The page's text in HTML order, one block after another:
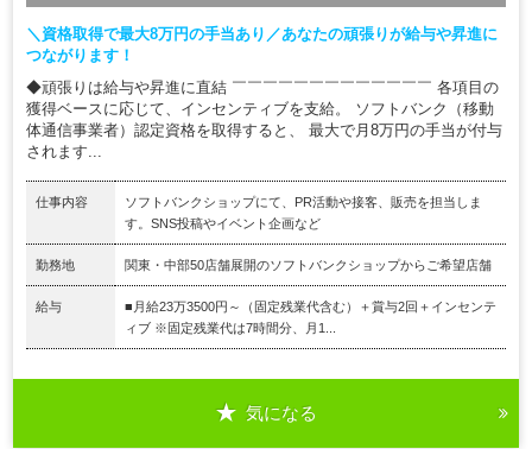
＼資格取得で最大8万円の手当あり／あなたの頑張りが給与や昇進に
つながります！
◆頑張りは給与や昇進に直結 ￣￣￣￣￣￣￣￣￣￣￣￣￣ 各項目の
獲得ベースに応じて、インセンティブを支給。 ソフトバンク（移動
体通信事業者）認定資格を取得すると、 最大で月8万円の手当が付与
されます...
仕事内容
ソフトバンクショップにて、PR活動や接客、販売を担当しま
す。SNS投稿やイベント企画など
勤務地 関東・中部50店舗展開のソフトバンクショップからご希望店舗
給与
■月給23万3500円～（固定残業代含む）＋賞与2回＋インセンテ
ィブ ※固定残業代は7時間分、月1...
気になる